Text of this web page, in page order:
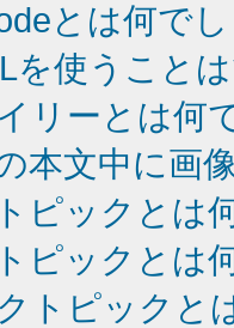
とは何で
を使うこと
リーとは何
本文中に画
ピックとは
ピックとは
トピックと